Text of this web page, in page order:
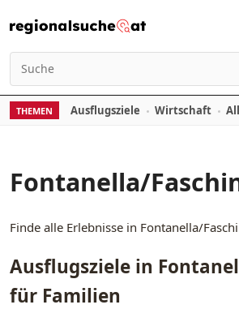
Suchen nach:
THEMEN Ausflugsziele Wirtschaft
Fontanella/
Finde alle Erlebnisse in Fontanella/
Ausflugsziele in
für Familien